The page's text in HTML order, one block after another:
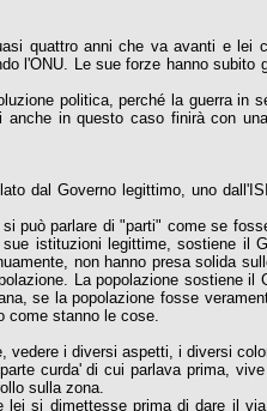
quattro anni che va avanti e lei
l'ONU. Le sue forze hanno subito
politica, perché la guerra in
anche in questo caso finirà con
dal Governo legittimo, uno
può parlare di "parti" come se
istituzioni legittime, sostiene il
non hanno presa solida
La popolazione sostiene il
se la popolazione fosse
come stanno le cose.
vedere i diversi aspetti, i diversi
curda' di cui parlava prima,
sulla zona.
si dimettesse prima di dare il